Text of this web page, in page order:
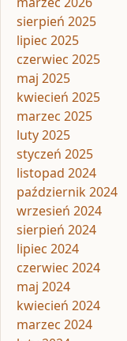
sierpień 2025
lipiec 2025
czerwiec 2025
maj 2025
kwiecień 2025
marzec 2025
luty 2025
styczeń 2025
listopad 2024
październik 2024
wrzesień 2024
sierpień 2024
lipiec 2024
czerwiec 2024
maj 2024
kwiecień 2024
marzec 2024